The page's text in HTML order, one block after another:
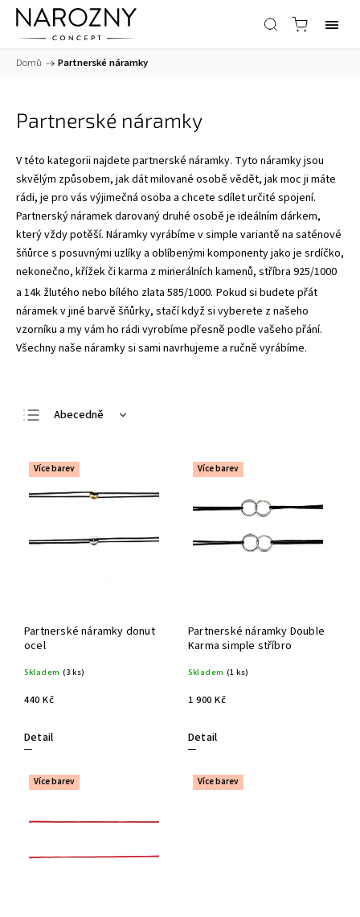
Domů / Partnerské náramky
Partnerské náramky
V této kategorii najdete partnerské náramky. Tyto náramky jsou
skvělým způsobem, jak dát milované osobě vědět, jak moc ji máte
rádi, je pro vás výjimečná osoba a chcete sdílet určité spojení.
Partnerský náramek darovaný druhé osobě je ideálním dárkem,
který vždy potěší. Náramky vyrábíme v simple variantě na saténové
šňůrce s posuvnými uzlíky a oblíbenými komponenty jako je srdíčko,
nekonečno, křížek či karma z minerálních kamenů, stříbra 925/1000
a 14k žlutého nebo bílého zlata 585/1000. Pokud si budete přát
náramek v jiné barvě šňůrky, stačí když si vyberete z našeho
vzorníku a my vám ho rádi vyrobíme přesně podle vašeho přání.
Všechny naše náramky si sami navrhujeme a ručně vyrábíme.
Abecedně
Nejdražší
Nejprodávanější
Více barev
Partnerské náramky donut
ocel
Skladem (3 ks)
440 Kč
Detail
Více barev
Partnerské náramky Double
Karma simple stříbro
Skladem (1 ks)
1 900 Kč
Detail
Více barev Více barev